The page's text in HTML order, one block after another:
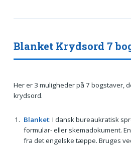
Blanket Krydsord 7
Her er 3 muligheder på 7 bogstaver,
krydsord.
Blanket: I dansk bureaukratisk
formular- eller skemadokument.
fra det engelske tæppe. Bruges